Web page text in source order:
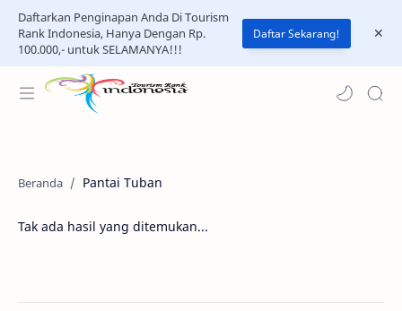
Daftarkan Penginapan Anda Di Tourism
Rank Indonesia, Hanya Dengan Rp.
100.000,- untuk SELAMANYA!!!
Daftar Sekarang!
Pantai Tuban
Tak ada hasil yang ditemukan...